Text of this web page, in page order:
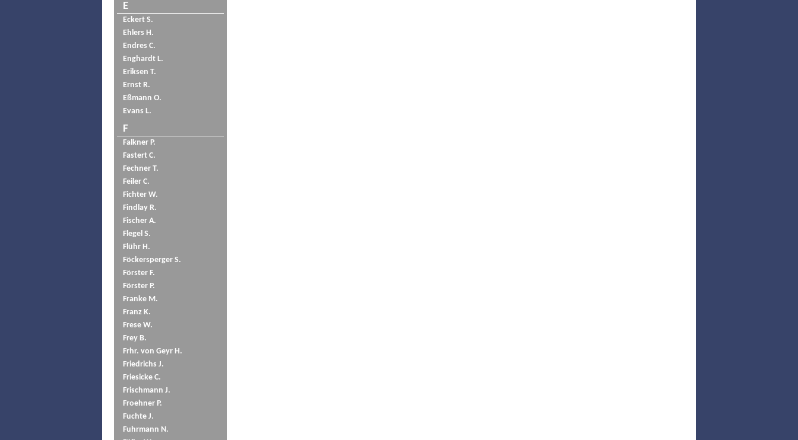
E
Eckert S.
Ehlers H.
Endres C.
Enghardt L.
Eriksen T.
Ernst R.
Eßmann O.
Evans L.
F
Falkner P.
Fastert C.
Fechner T.
Feiler C.
Fichter W.
Findlay R.
Fischer A.
Flegel S.
Flühr H.
Föckersperger S.
Förster F.
Förster P.
Franke M.
Franz K.
Frese W.
Frey B.
Frhr. von Geyr H.
Friedrichs J.
Friesicke C.
Frischmann J.
Froehner P.
Fuchte J.
Fuhrmann N.